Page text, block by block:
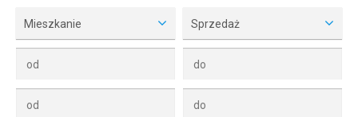
Mieszkanie Sprzedaż